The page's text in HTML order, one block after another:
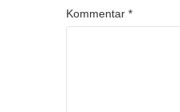
Kommentar *